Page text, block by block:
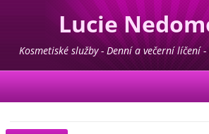
Lucie
Kosmetika -
Pedikúra
Kosmetiské služby - Denní a večerní líčení
nehtů - Pedikúra - Depilace - Prodej